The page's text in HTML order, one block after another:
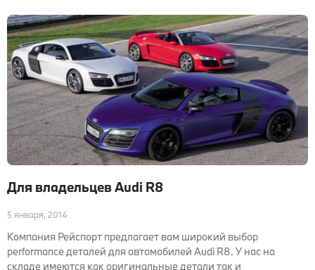
Для владельцев Audi R8
5 января, 2014
Компания Рейспорт предлагает вам широкий выбор
performance деталей для автомобилей Audi R8. У нас на
складе имеются как оригинальные детали так и